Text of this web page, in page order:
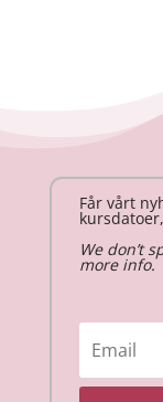
Får vårt
We don’t
more info.